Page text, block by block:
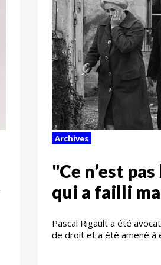
Archives
"Ce n’est
qui a failli
Pascal Rigault a été
de droit et a été amené à